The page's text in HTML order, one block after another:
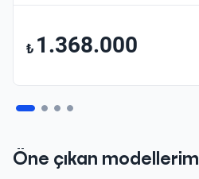
₺ 1.368.000
Öne çıkan